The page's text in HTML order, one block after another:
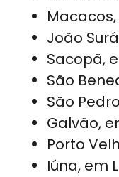
João
Sacopã,
São
São
Galvão,
Porto
Iúna, em